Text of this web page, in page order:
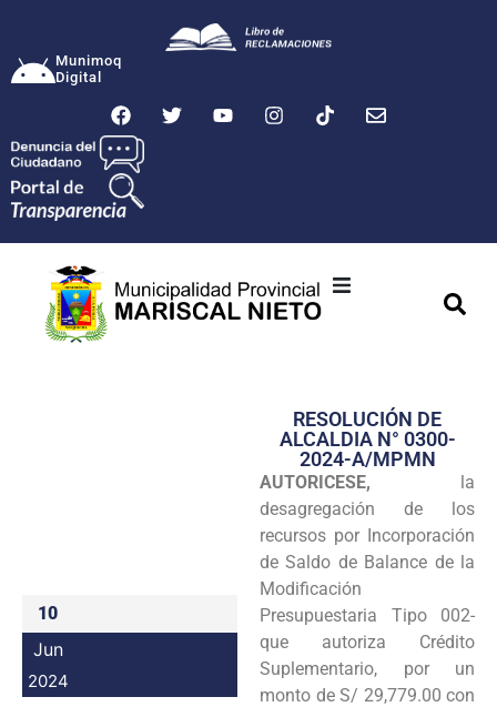
Munimoq
Digital
Transparencia
Seguridad
Programas
Intranet
10
Jun
2024
RESOLUCIÓN DE
ALCALDIA N° 0300-
2024-A/MPMN
AUTORICESE, la
desagregación de los
recursos por Incorporación
de Saldo de Balance de la
Modificación
Presupuestaria Tipo 002-
que autoriza Crédito
Suplementario, por un
monto de S/ 29,779.00 con